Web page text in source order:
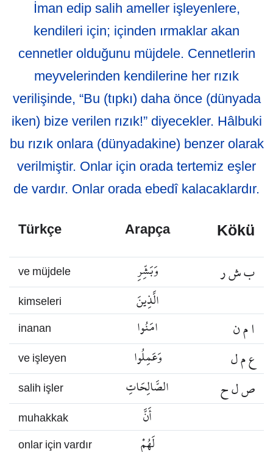
İman edip salih ameller işleyenlere,
kendileri için; içinden ırmaklar akan
cennetler olduğunu müjdele. Cennetlerin
meyvelerinden kendilerine her rızık
verilişinde, “Bu (tıpkı) daha önce (dünyada
iken) bize verilen rızık!” diyecekler. Hâlbuki
bu rızık onlara (dünyadakine) benzer olarak
verilmiştir. Onlar için orada tertemiz eşler
de vardır. Onlar orada ebedî kalacaklardır.
Türkçe Arapça Kökü
ve müjdele وَبَشِّرِ ب ش ر
kimseleri الَّذِينَ
inanan امَنُوا ا م ن
ve işleyen وَعَمِلُوا ع م ل
salih işler الصَّالِحَاتِ ص ل ح
muhakkak أَنَّ
onlar için vardır لَهُمْ